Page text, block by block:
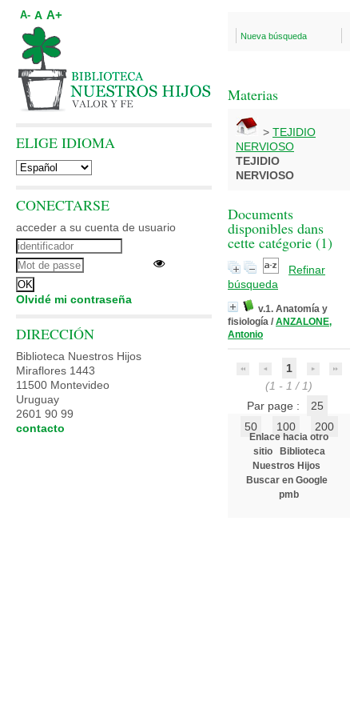
Nueva búsqueda
Materias
> TEJIDIO
NERVIOSO
TEJIDIO
NERVIOSO
Documents
disponibles dans
cette catégorie (1)
Refinar
búsqueda
v.1. Anatomía y
fisiología / ANZALONE,
Antonio
1
(1 - 1 / 1)
Par page :
25
50
100 200
Enlace hacia otro
sitio
Biblioteca
Nuestros Hijos
Buscar en Google
pmb
A- A A+
ELIGE IDIOMA
CONECTARSE
acceder a su cuenta de usuario
Olvidé mi contraseña
DIRECCIÓN
Biblioteca Nuestros Hijos
Miraflores 1443
11500 Montevideo
Uruguay
2601 90 99
contacto